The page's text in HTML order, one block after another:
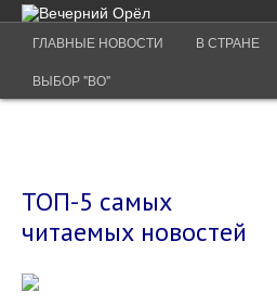
ГЛАВНЫЕ НОВОСТИ В СТРАНЕ
ВЫБОР "ВО"
ТОП-5 самых
читаемых новостей